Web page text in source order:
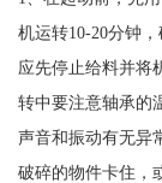
机运转10-20分钟
应先停止给料并将
转中要注意轴承的
声音和振动有无异
破碎的物件卡住，